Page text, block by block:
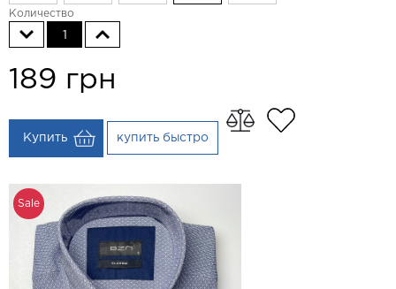
Количество
189 грн
Купить купить быстро
Sale